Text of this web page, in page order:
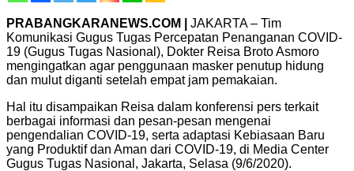
PRABANGKARANEWS.COM |
JAKARTA – Tim
Komunikasi Gugus Tugas Percepatan Penanganan COVID-
19 (Gugus Tugas Nasional), Dokter Reisa Broto Asmoro
mengingatkan agar penggunaan masker penutup hidung
dan mulut diganti setelah empat jam pemakaian.
Hal itu disampaikan Reisa dalam konferensi pers terkait
berbagai informasi dan pesan-pesan mengenai
pengendalian COVID-19, serta adaptasi Kebiasaan Baru
yang Produktif dan Aman dari COVID-19, di Media Center
Gugus Tugas Nasional, Jakarta, Selasa (9/6/2020).